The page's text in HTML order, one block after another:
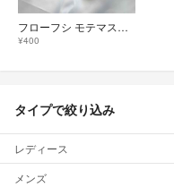
フローフシ モテマスカラ MOTEMASCARA GLOSS&COAT
¥400
タイプで絞り込み
レディース
メンズ